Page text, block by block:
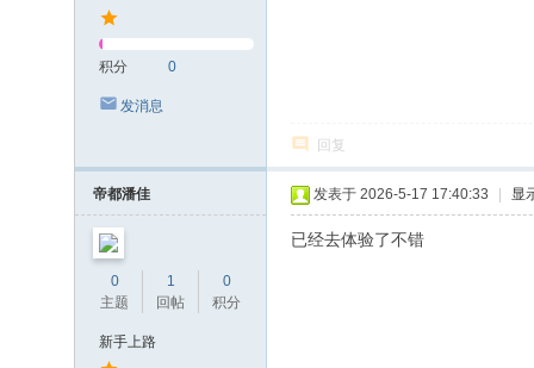
积分 0
发消息
回复
帝都潘佳
0
主题
1
回帖
0
积分
新手上路
发表于 2026-5-17 17:40:33 显
已经去体验了不错